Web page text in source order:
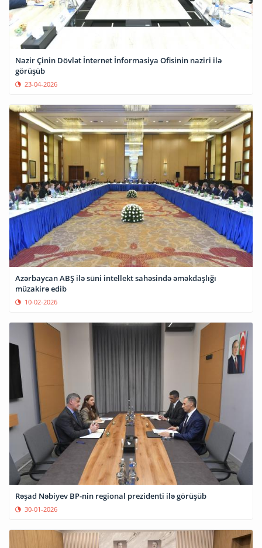
Nazir Çinin Dövlət İnternet İnformasiya Ofisinin naziri ilə
görüşüb
23-04-2026
Azərbaycan ABŞ ilə süni intellekt sahəsində əməkdaşlığı
müzakirə edib
10-02-2026
Rəşad Nəbiyev BP-nin regional prezidenti ilə görüşüb
30-01-2026